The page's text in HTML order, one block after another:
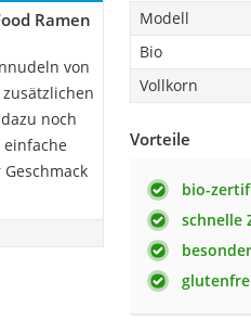
Ramen
von
noch
Modell
Bio
Vollkorn
Vorteile
bio-
schnelle